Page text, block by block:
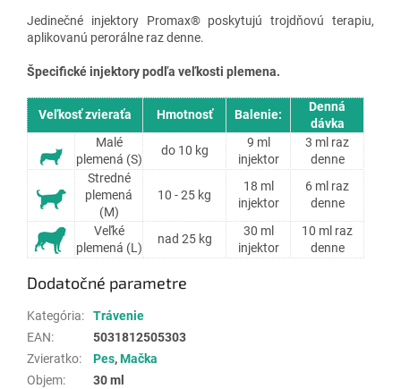
Jedinečné injektory Promax® poskytujú trojdňovú terapiu,
aplikovanú perorálne raz denne.
Špecifické injektory podľa veľkosti plemena.
Veľkosť zvieraťa Hmotnosť Balenie:
Denná
dávka
Malé
plemená (S)
do 10 kg
9 ml
injektor
3 ml raz
denne
Stredné
plemená
(M)
10 - 25 kg
18 ml
injektor
6 ml raz
denne
Veľké
plemená (L)
nad 25 kg
30 ml
injektor
10 ml raz
denne
Dodatočné parametre
Kategória:
Trávenie
EAN:
5031812505303
Zvieratko: Pes,Mačka
Objem: 30 ml